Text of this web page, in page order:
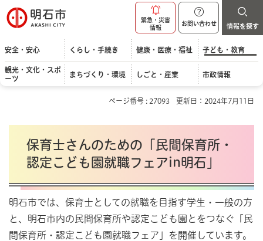
明石市
緊急・災害
情報
お問い合わせ 情報を探す
安全・安心 くらし・手続き 健康・医療・福祉 子ども・教育
観光・文化・スポ
ーツ
まちづくり・環境 しごと・産業 市政情報
ページ番号 : 27093 更新日：2024年7月11日
保育士さんのための「民間保育所・
認定こども園就職フェアin明石」
明石市では、保育士としての就職を目指す学生・一般の方
と、明石市内の民間保育所や認定こども園とをつなぐ「民
間保育所・認定こども園就職フェア」を開催しています。